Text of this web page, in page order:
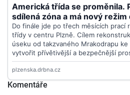
Komentáře